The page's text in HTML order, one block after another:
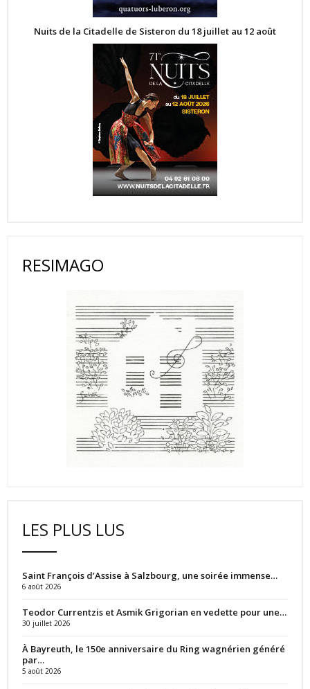
Nuits de la Citadelle de Sisteron du 18 juillet au 12 août
RESIMAGO
LES PLUS LUS
Saint François d’Assise à Salzbourg, une soirée immense…
6 août 2026
Teodor Currentzis et Asmik Grigorian en vedette pour une…
30 juillet 2026
À Bayreuth, le 150e anniversaire du Ring wagnérien généré
par…
5 août 2026